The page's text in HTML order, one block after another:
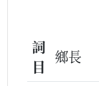
詞
目
鄉長